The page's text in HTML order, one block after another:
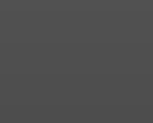
Росгвардии изъяты